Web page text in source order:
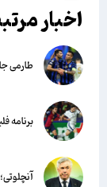
اخبار
طارمی
برنامه